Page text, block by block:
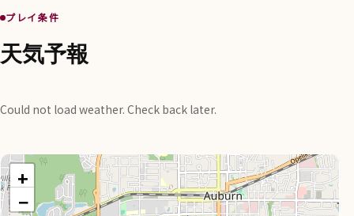
プレイ条件
天気予報
Could not load weather. Check back later.
+
−